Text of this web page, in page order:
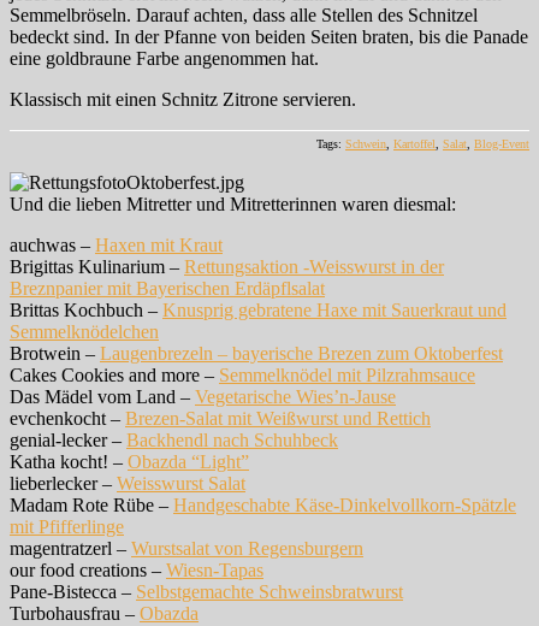
Semmelbröseln. Darauf achten, dass alle Stellen des Schnitzel
bedeckt sind. In der Pfanne von beiden Seiten braten, bis die Panade
eine goldbraune Farbe angenommen hat.
Klassisch mit einen Schnitz Zitrone servieren.
Tags: Schwein, Kartoffel, Salat, Blog-Event
Und die lieben Mitretter und Mitretterinnen waren diesmal:
auchwas – Haxen mit Kraut
Brigittas Kulinarium – Rettungsaktion -Weisswurst in der
Breznpanier mit Bayerischen Erdäpflsalat
Brittas Kochbuch – Knusprig gebratene Haxe mit Sauerkraut und
Semmelknödelchen
Brotwein – Laugenbrezeln – bayerische Brezen zum Oktoberfest
Cakes Cookies and more – Semmelknödel mit Pilzrahmsauce
Das Mädel vom Land – Vegetarische Wies’n-Jause
evchenkocht – Brezen-Salat mit Weißwurst und Rettich
genial-lecker – Backhendl nach Schuhbeck
Katha kocht! – Obazda “Light”
lieberlecker – Weisswurst Salat
Madam Rote Rübe – Handgeschabte Käse-Dinkelvollkorn-Spätzle
mit Pfifferlinge
magentratzerl – Wurstsalat von Regensburgern
our food creations – Wiesn-Tapas
Pane-Bistecca – Selbstgemachte Schweinsbratwurst
Turbohausfrau – Obazda